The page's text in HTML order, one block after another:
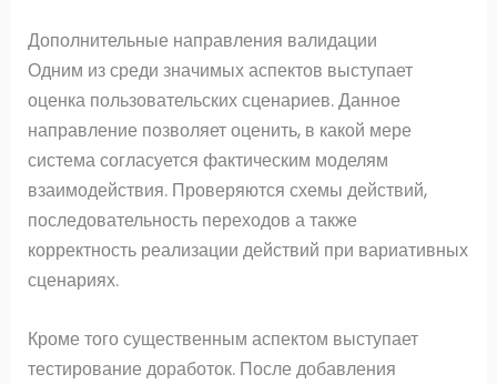
Дополнительные направления валидации
Одним из среди значимых аспектов выступает
оценка пользовательских сценариев. Данное
направление позволяет оценить, в какой мере
система согласуется фактическим моделям
взаимодействия. Проверяются схемы действий,
последовательность переходов а также
корректность реализации действий при вариативных
сценариях.
Кроме того существенным аспектом выступает
тестирование доработок. После добавления